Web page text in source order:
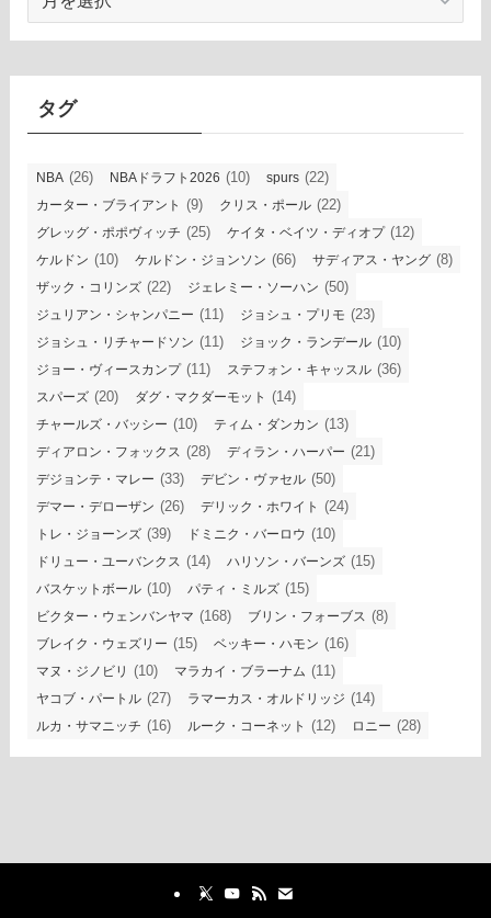
カ
イ
タグ
NBA (26) NBAドラフト2026 (10) spurs (22)
カーター・ブライアント (9) クリス・ポール (22)
グレッグ・ポポヴィッチ (25) ケイタ・ベイツ・ディオプ(12)
ケルドン (10) ケルドン・ジョンソン (66) サディアス・ヤング (8)
ザック・コリンズ (22) ジェレミー・ソーハン (50)
ジュリアン・シャンパニー (11) ジョシュ・プリモ (23)
ジョシュ・リチャードソン (11) ジョック・ランデール (10)
ジョー・ヴィースカンプ(11) ステフォン・キャッスル (36)
スパーズ (20) ダグ・マクダーモット (14)
チャールズ・バッシー (10) ティム・ダンカン (13)
ディアロン・フォックス (28) ディラン・ハーパー (21)
デジョンテ・マレー (33) デビン・ヴァセル (50)
デマー・デローザン (26) デリック・ホワイト (24)
トレ・ジョーンズ (39) ドミニク・バーロウ (10)
ドリュー・ユーバンクス (14) ハリソン・バーンズ (15)
バスケットボール (10) パティ・ミルズ (15)
ビクター・ウェンバンヤマ (168) ブリン・フォーブス (8)
ブレイク・ウェズリー (15) ベッキー・ハモン (16)
マヌ・ジノビリ (10) マラカイ・ブラーナム (11)
ヤコブ・パートル (27) ラマーカス・オルドリッジ (14)
ルカ・サマニッチ (16) ルーク・コーネット (12) ロニー (28)